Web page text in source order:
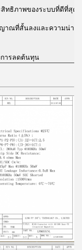
ทธิภาพของระบบที่ดีที่สุด
าณที่สั้นลงและความน่าเ
การลดต้นทุน